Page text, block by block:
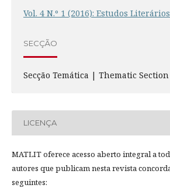
Vol. 4 N.º 1 (2016): Estudos
SECÇÃO
Secção Temática | Thematic Section
LICENÇA
MATLIT oferece acesso aberto integral a
autores que publicam nesta revista
seguintes: